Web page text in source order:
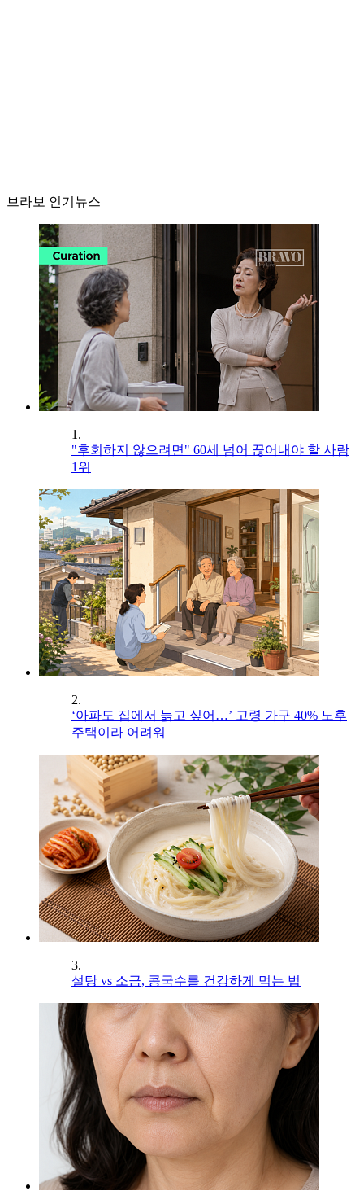
브라보 인기뉴스
1.
"후회하지 않으려면" 60세 넘어 끊어내야 할 사람
1위
2.
‘아파도 집에서 늙고 싶어…’ 고령 가구 40% 노후
주택이라 어려워
3.
설탕 vs 소금, 콩국수를 건강하게 먹는 법